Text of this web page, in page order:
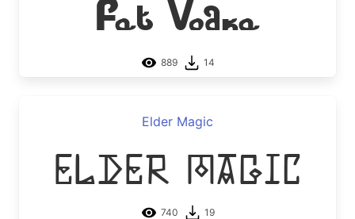
Fat Vodka
889 14
Elder Magic
Elder Magic
740 19